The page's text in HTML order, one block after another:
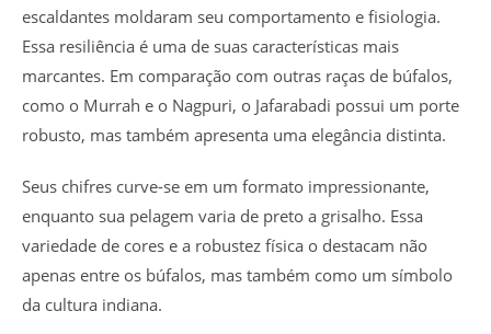
escaldantes moldaram seu comportamento e fisiologia.
Essa resiliência é uma de suas características mais
marcantes. Em comparação com outras raças de búfalos,
como o Murrah e o Nagpuri, o Jafarabadi possui um porte
robusto, mas também apresenta uma elegância distinta.
Seus chifres curve-se em um formato impressionante,
enquanto sua pelagem varia de preto a grisalho. Essa
variedade de cores e a robustez física o destacam não
apenas entre os búfalos, mas também como um símbolo
da cultura indiana.